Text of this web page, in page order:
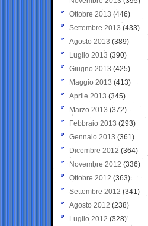
Ottobre 2013 (446)
Settembre 2013 (433)
Agosto 2013 (389)
Luglio 2013 (390)
Giugno 2013 (425)
Maggio 2013 (413)
Aprile 2013 (345)
Marzo 2013 (372)
Febbraio 2013 (293)
Gennaio 2013 (361)
Dicembre 2012 (364)
Novembre 2012 (336)
Ottobre 2012 (363)
Settembre 2012 (341)
Agosto 2012 (238)
Luglio 2012 (328)